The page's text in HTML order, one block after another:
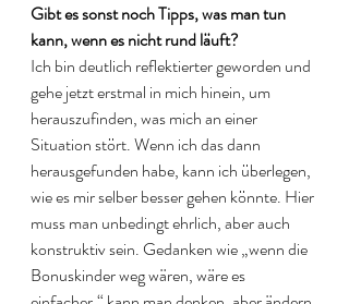
Gibt es sonst noch Tipps, was man tun
kann, wenn es nicht rund läuft?
Ich bin deutlich reflektierter geworden und
gehe jetzt erstmal in mich hinein, um
herauszufinden, was mich an einer
Situation stört. Wenn ich das dann
herausgefunden habe, kann ich überlegen,
wie es mir selber besser gehen könnte. Hier
muss man unbedingt ehrlich, aber auch
konstruktiv sein. Gedanken wie „wenn die
Bonuskinder weg wären, wäre es